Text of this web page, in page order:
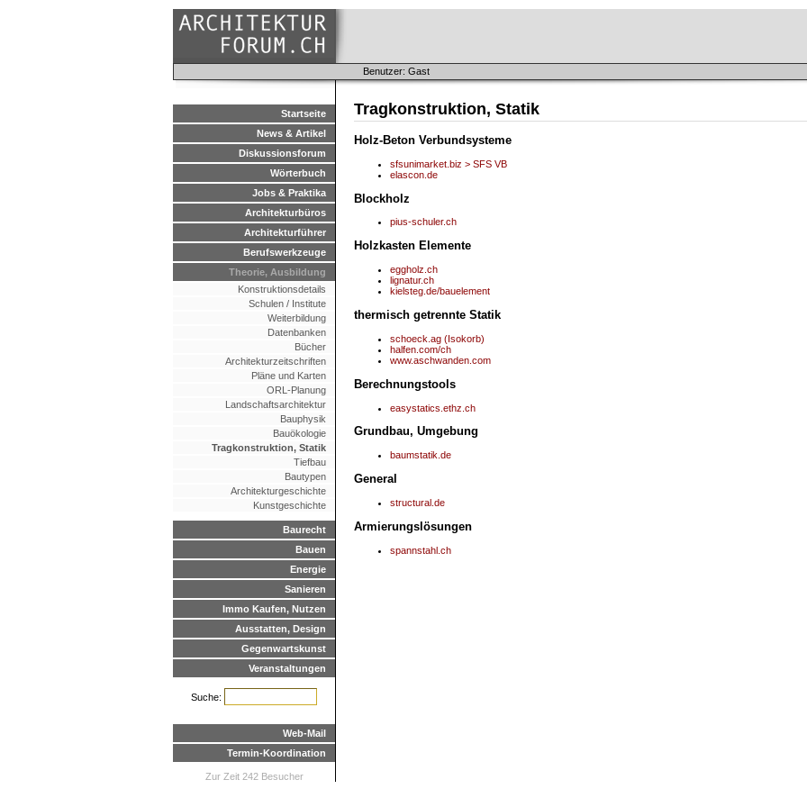
Benutzer: Gast
Startseite
News & Artikel
Diskussionsforum
Wörterbuch
Jobs & Praktika
Architekturbüros
Architekturführer
Berufswerkzeuge
Theorie, Ausbildung
Konstruktionsdetails
Schulen / Institute
Weiterbildung
Datenbanken
Bücher
Architekturzeitschriften
Pläne und Karten
ORL-Planung
Landschaftsarchitektur
Bauphysik
Bauökologie
Tragkonstruktion, Statik
Tiefbau
Bautypen
Architekturgeschichte
Kunstgeschichte
Baurecht
Bauen
Energie
Sanieren
Immo Kaufen, Nutzen
Ausstatten, Design
Gegenwartskunst
Veranstaltungen
Suche:
Web-Mail
Termin-Koordination
Zur Zeit 242 Besucher
Tragkonstruktion, Statik
Holz-Beton Verbundsysteme
sfsunimarket.biz > SFS VB
elascon.de
Blockholz
pius-schuler.ch
Holzkasten Elemente
eggholz.ch
lignatur.ch
kielsteg.de/bauelement
thermisch getrennte Statik
schoeck.ag (Isokorb)
halfen.com/ch
www.aschwanden.com
Berechnungstools
easystatics.ethz.ch
Grundbau, Umgebung
baumstatik.de
General
structural.de
Armierungslösungen
spannstahl.ch